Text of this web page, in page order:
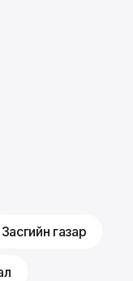
Засгийн газар